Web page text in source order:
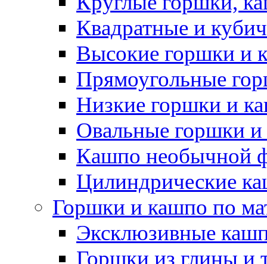
Квадратные и
Высокие горшки и
Прямоугольные
Низкие горшки и
Овальные горшки
Кашпо необычной
Цилиндрические
Горшки и кашпо по
Эксклюзивные
Горшки из глины и